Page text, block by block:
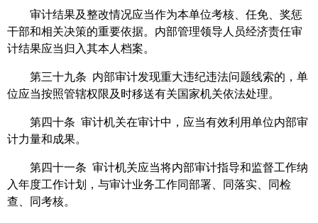
审计结果及整改情况应当作为本单位考核、任免、奖惩
干部和相关决策的重要依据。内部管理领导人员经济责任审
计结果应当归入其本人档案。
第三十九条 内部审计发现重大违纪违法问题线索的，单
位应当按照管辖权限及时移送有关国家机关依法处理。
第四十条 审计机关在审计中，应当有效利用单位内部审
计力量和成果。
第四十一条 审计机关应当将内部审计指导和监督工作纳
入年度工作计划，与审计业务工作同部署、同落实、同检
查、同考核。